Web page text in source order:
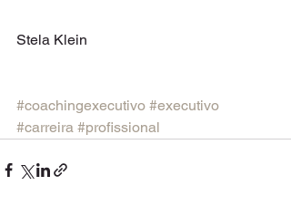
Stela Klein
#coachingexecutivo #executivo
#carreira #profissional